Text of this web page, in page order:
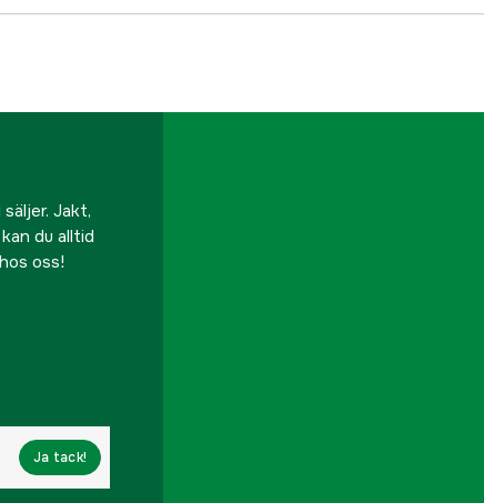
Jakt,
du alltid
oss!
Ja tack!